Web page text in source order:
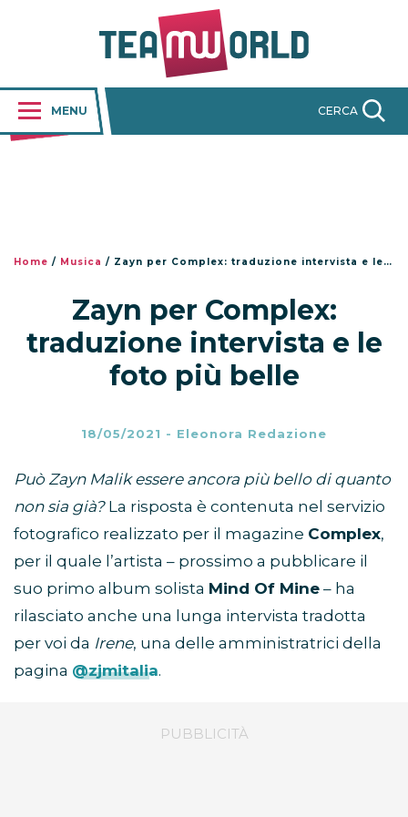
MENU CERCA
Home / Musica / Zayn per Complex: traduzione intervista e le foto più belle
Zayn per Complex:
traduzione intervista e le
foto più belle
18/05/2021 - Eleonora Redazione
Può Zayn Malik essere ancora più bello di quanto
non sia già?La risposta è contenuta nel servizio
fotografico realizzato per il magazine Complex,
per il quale l’artista – prossimo a pubblicare il
suo primo album solista Mind Of Mine – ha
rilasciato anche una lunga intervista tradotta
per voi da Irene, una delle amministratrici della
pagina @zjmitalia.